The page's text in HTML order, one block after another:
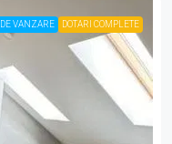
DE VANZARE DOTARI COMPLETE